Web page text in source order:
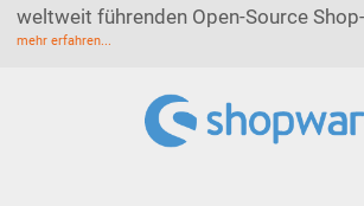
weltweit führenden Open-Source
mehr erfahren...